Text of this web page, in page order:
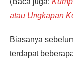
(Baca juga:
atau Ungkapan
Biasanya
terdapat